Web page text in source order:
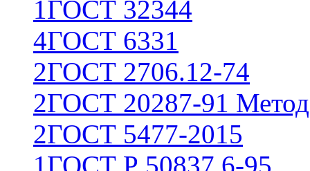
1ГОСТ 32344
4ГОСТ 6331
2ГОСТ 2706.12-74
2ГОСТ 20287-91
2ГОСТ 5477-2015